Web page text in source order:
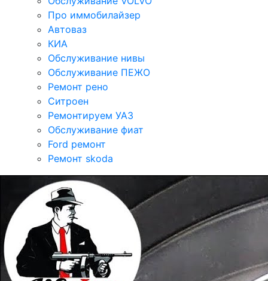
Про иммобилайзер
Автоваз
КИА
Обслуживание нивы
Обслуживание ПЕЖО
Ремонт рено
Ситроен
Ремонтируем УАЗ
Обслуживание фиат
Ford ремонт
Ремонт skoda